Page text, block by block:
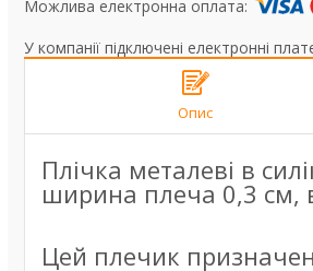
У компанії підключені електронні
Опис
Плічка металеві в
ширина плеча 0,3 см,
Цей плечик